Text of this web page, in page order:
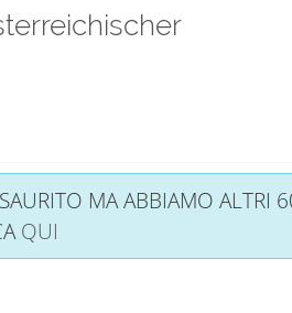
MA ABBIAMO ALTRI
QUI